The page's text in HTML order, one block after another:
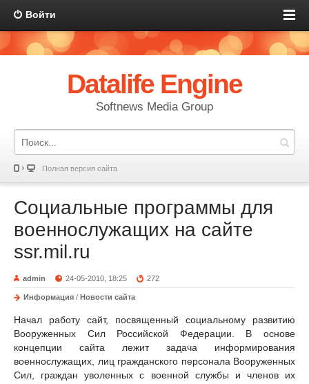
Войти
Datalife Engine
Softnews Media Group
Полная версия сайта
Социальные программы для
военнослужащих на сайте
ssr.mil.ru
admin 24-05-2010, 18:25 272
Информация / Новости сайта
Начал работу сайт, посвященный социальному развитию
Вооруженных Сил Российской Федерации. В основе
концепции сайта лежит задача информирования
военнослужащих, лиц гражданского персонала Вооруженных
Сил, граждан уволенных с военной службы и членов их